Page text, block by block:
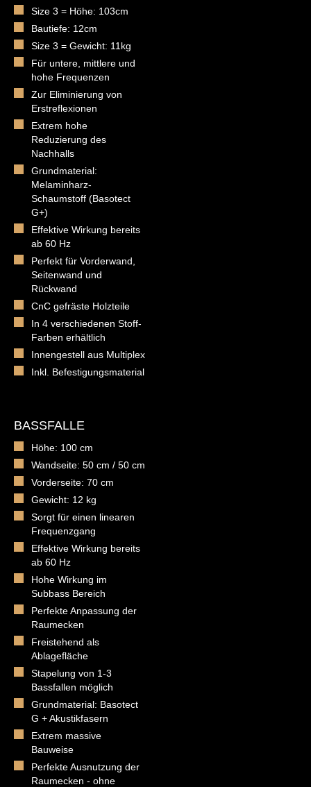
Size 3 = Höhe: 103cm
Bautiefe: 12cm
Size 3 = Gewicht: 11kg
Für untere, mittlere und
hohe Frequenzen
Zur Eliminierung von
Erstreflexionen
Extrem hohe
Reduzierung des
Nachhalls
Grundmaterial:
Melaminharz-
Schaumstoff (Basotect
G+)
Effektive Wirkung bereits
ab 60 Hz
Perfekt für Vorderwand,
Seitenwand und
Rückwand
CnC gefräste Holzteile
In 4 verschiedenen Stoff-
Farben erhältlich
Innengestell aus Multiplex
Inkl. Befestigungsmaterial
BASSFALLE
Höhe: 100 cm
Wandseite: 50 cm / 50 cm
Vorderseite: 70 cm
Gewicht: 12 kg
Sorgt für einen linearen
Frequenzgang
Effektive Wirkung bereits
ab 60 Hz
Hohe Wirkung im
Subbass Bereich
Perfekte Anpassung der
Raumecken
Freistehend als
Ablagefläche
Stapelung von 1-3
Bassfallen möglich
Grundmaterial: Basotect
G + Akustikfasern
Extrem massive
Bauweise
Perfekte Ausnutzung der
Raumecken - ohne